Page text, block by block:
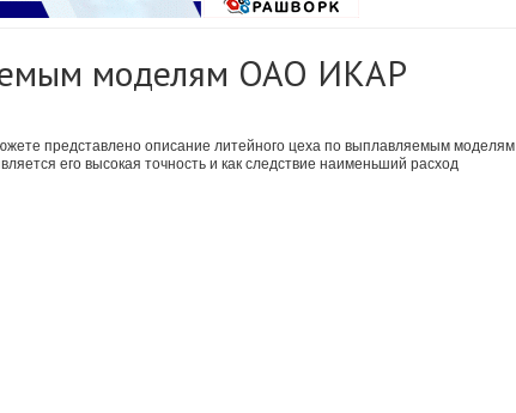
моделям ОАО ИКАР
представлено описание литейного цеха по выплавляемым моделям
его высокая точность и как следствие наименьший расход